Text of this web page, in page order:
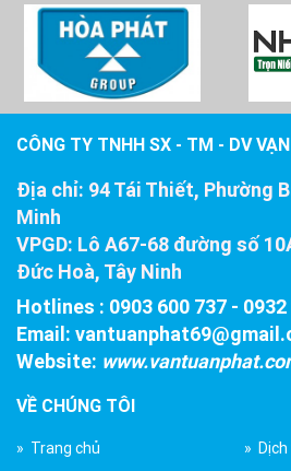
CÔNG TY TNHH SX - TM - DV
Địa chỉ: 94 Tái Thiết, Phường
Minh
VPGD: Lô A67-68 đường số
Đức Hoà, Tây Ninh
Hotlines : 0903 600 737 -
Email:
Website:
VỀ CHÚNG TÔI
» Trang chủ
» Dịch